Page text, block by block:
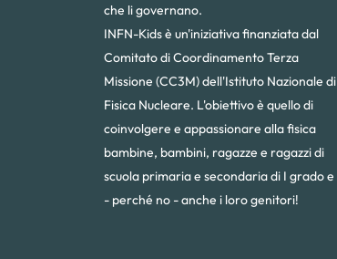
che li governano.
INFN-Kids è un'iniziativa finanziata dal
Comitato di Coordinamento Terza
Missione (CC3M) dell'Istituto Nazionale di
Fisica Nucleare. L'obiettivo è quello di
coinvolgere e appassionare alla fisica
bambine, bambini, ragazze e ragazzi di
scuola primaria e secondaria di I grado e
- perché no - anche i loro genitori!